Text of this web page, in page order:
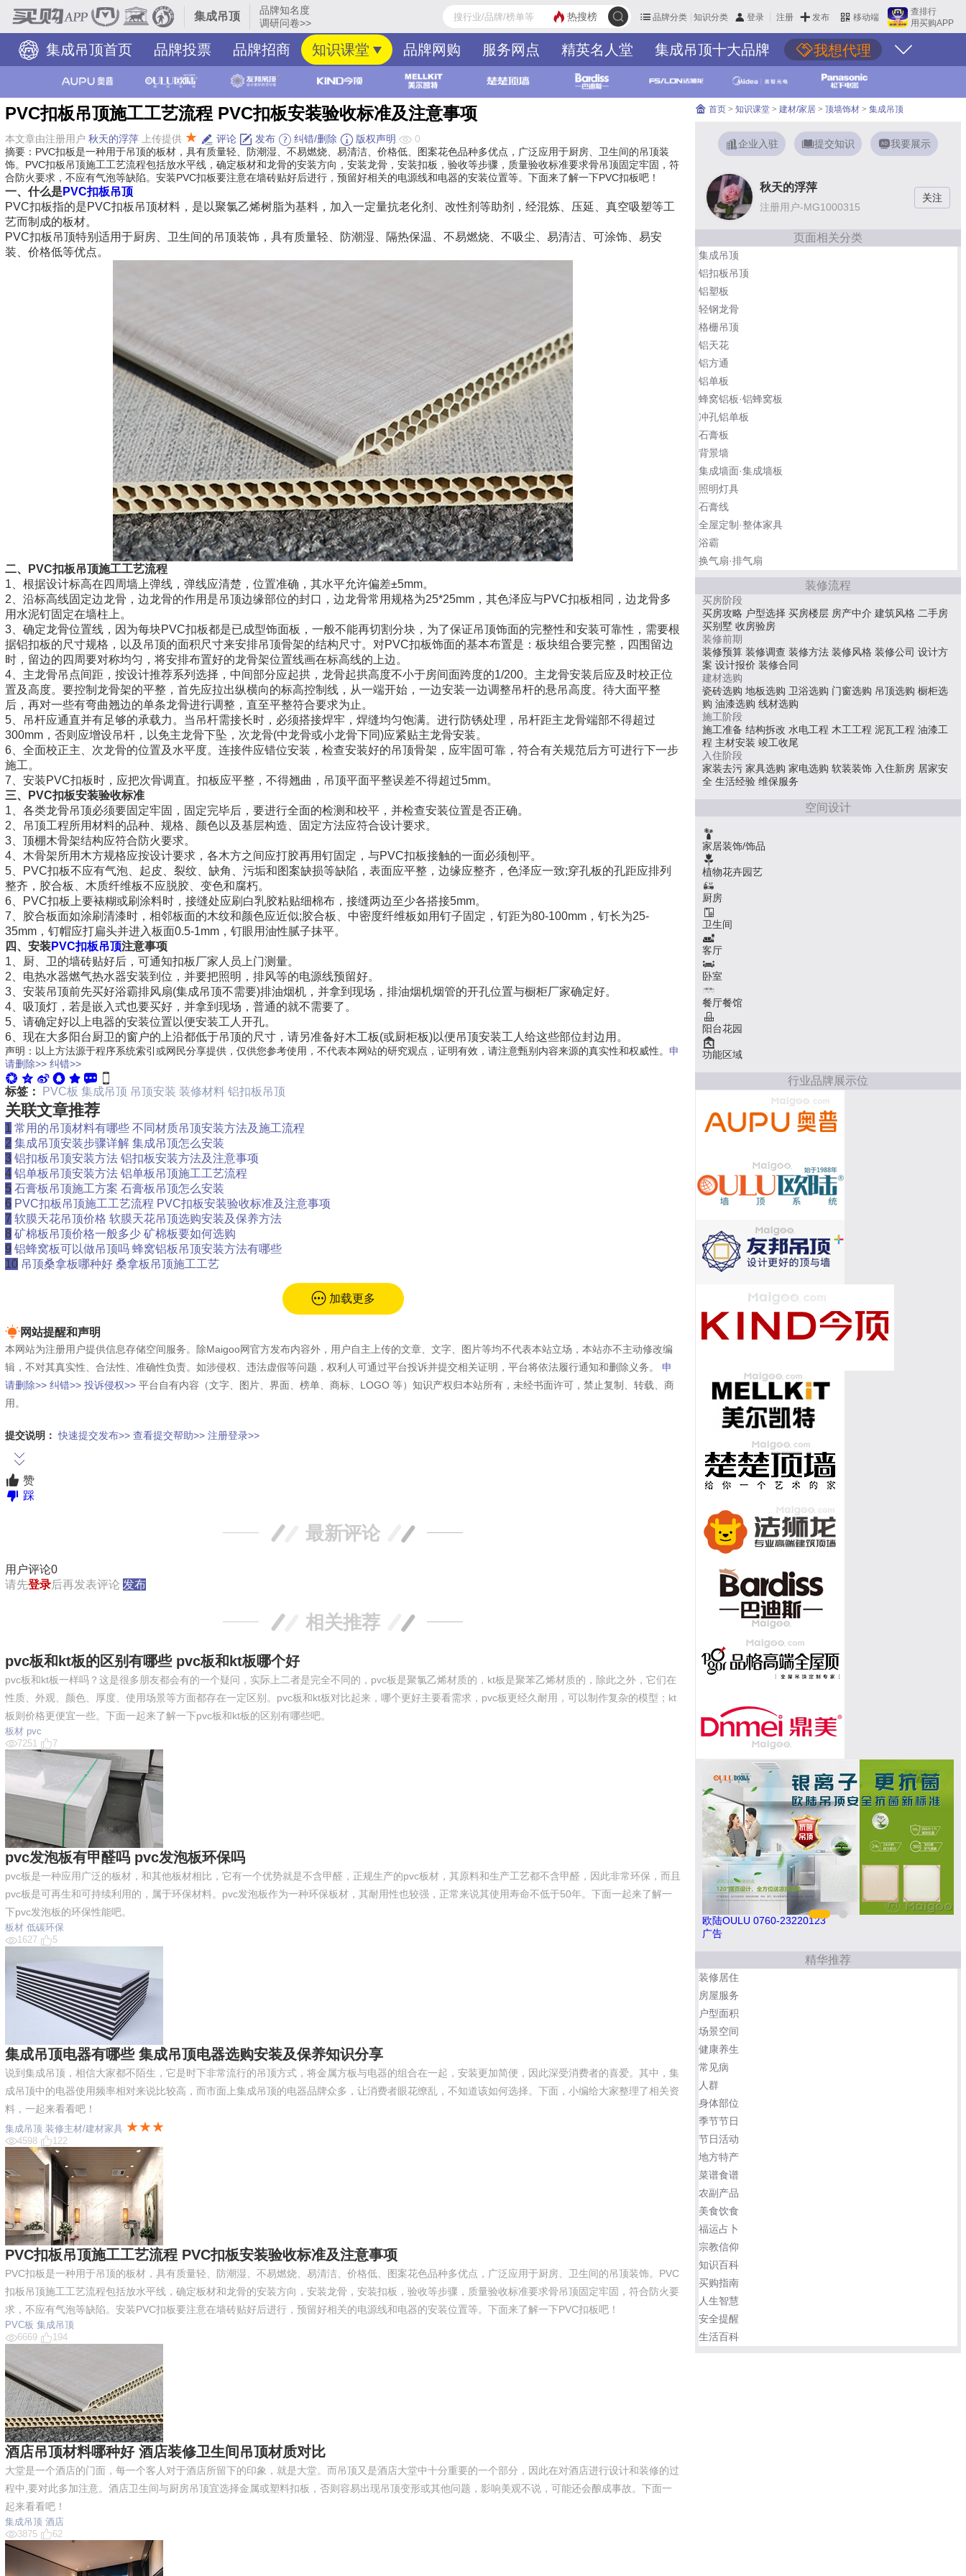
集成吊顶
品牌知名度
调研问卷>>
品牌分类 知识分类 登录 注册 发布 移动端
查排行
用买购APP
热搜榜
集成吊顶首页 品牌投票 品牌招商 知识课堂 品牌网购 服务网点 精英名人堂 我想代理
集成吊顶十大品牌
PVC扣板吊顶施工工艺流程 PVC扣板安装验收标准及注意事项
本文章由注册用户 秋天的浮萍 上传提供 ★ 评论 发布 纠错/删除 版权声明
0
摘要：PVC扣板是一种用于吊顶的板材，具有质量轻、防潮湿、不易燃烧、易清洁、价格低、图案花色品种多优点，广泛应用于厨房、卫生间的吊顶装
饰。PVC扣板吊顶施工工艺流程包括放水平线，确定板材和龙骨的安装方向，安装龙骨，安装扣板，验收等步骤，质量验收标准要求骨吊顶固定牢固，符
合防火要求，不应有气泡等缺陷。安装PVC扣板要注意在墙砖贴好后进行，预留好相关的电源线和电器的安装位置等。下面来了解一下PVC扣板吧！
一、什么是PVC扣板吊顶
PVC扣板指的是PVC扣板吊顶材料，是以聚氯乙烯树脂为基料，加入一定量抗老化剂、改性剂等助剂，经混炼、压延、真空吸塑等工
艺而制成的板材。
PVC扣板吊顶特别适用于厨房、卫生间的吊顶装饰，具有质量轻、防潮湿、隔热保温、不易燃烧、不吸尘、易清洁、可涂饰、易安
装、价格低等优点。
二、PVC扣板吊顶施工工艺流程
1、根据设计标高在四周墙上弹线，弹线应清楚，位置准确，其水平允许偏差±5mm。
2、沿标高线固定边龙骨，边龙骨的作用是吊顶边缘部位的封口，边龙骨常用规格为25*25mm，其色泽应与PVC扣板相同，边龙骨多
用水泥钉固定在墙柱上。
3、确定龙骨位置线，因为每块PVC扣板都是已成型饰面板，一般不能再切割分块，为了保证吊顶饰面的完整性和安装可靠性，需要根
据铝扣板的尺寸规格，以及吊顶的面积尺寸来安排吊顶骨架的结构尺寸。对PVC扣板饰面的基本布置是：板块组合要完整，四围留边
时，留边的四周要对称均匀，将安排布置好的龙骨架位置线画在标高线的上边。
4、主龙骨吊点间距，按设计推荐系列选择，中间部分应起拱，龙骨起拱高度不小于房间面跨度的1/200。主龙骨安装后应及时校正位
置及高度。要控制龙骨架的平整，首先应拉出纵横向的标高控制线，从一端开始，一边安装一边调整吊杆的悬吊高度。待大面平整
后，再对一些有弯曲翘边的单条龙骨进行调整，直至平整符合要求为止。
5、吊杆应通直并有足够的承载力。当吊杆需接长时，必须搭接焊牢，焊缝均匀饱满。进行防锈处理，吊杆距主龙骨端部不得超过
300mm，否则应增设吊杆，以免主龙骨下坠，次龙骨(中龙骨或小龙骨下同)应紧贴主龙骨安装。
6、全面校正主、次龙骨的位置及水平度。连接件应错位安装，检查安装好的吊顶骨架，应牢固可靠，符合有关规范后方可进行下一步
施工。
7、安装PVC扣板时，应把次骨调直。扣板应平整，不得翘曲，吊顶平面平整误差不得超过5mm。
三、PVC扣板安装验收标准
1、各类龙骨吊顶必须要固定牢固，固定完毕后，要进行全面的检测和校平，并检查安装位置是否正确。
2、吊顶工程所用材料的品种、规格、颜色以及基层构造、固定方法应符合设计要求。
3、顶棚木骨架结构应符合防火要求。
4、木骨架所用木方规格应按设计要求，各木方之间应打胶再用钉固定，与PVC扣板接触的一面必须刨平。
5、PVC扣板不应有气泡、起皮、裂纹、缺角、污垢和图案缺损等缺陷，表面应平整，边缘应整齐，色泽应一致;穿孔板的孔距应排列
整齐，胶合板、木质纤维板不应脱胶、变色和腐朽。
6、PVC扣板上要裱糊或刷涂料时，接缝处应刷白乳胶粘贴细棉布，接缝两边至少各搭接5mm。
7、胶合板面如涂刷清漆时，相邻板面的木纹和颜色应近似;胶合板、中密度纤维板如用钉子固定，钉距为80-100mm，钉长为25-
35mm，钉帽应打扁头并进入板面0.5-1mm，钉眼用油性腻子抹平。
四、安装PVC扣板吊顶注意事项
1、厨、卫的墙砖贴好后，可通知扣板厂家人员上门测量。
2、电热水器燃气热水器安装到位，并要把照明，排风等的电源线预留好。
3、安装吊顶前先买好浴霸排风扇(集成吊顶不需要)排油烟机，并拿到现场，排油烟机烟管的开孔位置与橱柜厂家确定好。
4、吸顶灯，若是嵌入式也要买好，并拿到现场，普通的就不需要了。
5、请确定好以上电器的安装位置以便安装工人开孔。
6、现在大多阳台厨卫的窗户的上沿都低于吊顶的尺寸，请另准备好木工板(或厨柜板)以便吊顶安装工人给这些部位封边用。
声明：以上方法源于程序系统索引或网民分享提供，仅供您参考使用，不代表本网站的研究观点，证明有效，请注意甄别内容来源的真实性和权威性。 申
请删除>> 纠错>>
标签： PVC板 集成吊顶 吊顶安装 装修材料 铝扣板吊顶
关联文章推荐
1 常用的吊顶材料有哪些 不同材质吊顶安装方法及施工流程
2 集成吊顶安装步骤详解 集成吊顶怎么安装
3 铝扣板吊顶安装方法 铝扣板安装方法及注意事项
4 铝单板吊顶安装方法 铝单板吊顶施工工艺流程
5 石膏板吊顶施工方案 石膏板吊顶怎么安装
6 PVC扣板吊顶施工工艺流程 PVC扣板安装验收标准及注意事项
7 软膜天花吊顶价格 软膜天花吊顶选购安装及保养方法
8 矿棉板吊顶价格一般多少 矿棉板要如何选购
9 铝蜂窝板可以做吊顶吗 蜂窝铝板吊顶安装方法有哪些
10 吊顶桑拿板哪种好 桑拿板吊顶施工工艺
加载更多
网站提醒和声明
本网站为注册用户提供信息存储空间服务。除Maigoo网官方发布内容外，用户自主上传的文章、文字、图片等均不代表本站立场，本站亦不主动修改编
辑，不对其真实性、合法性、准确性负责。如涉侵权、违法虚假等问题，权利人可通过平台投诉并提交相关证明，平台将依法履行通知和删除义务。
申
请删除>> 纠错>> 投诉侵权>> 平台自有内容（文字、图片、界面、榜单、商标、LOGO 等）知识产权归本站所有，未经书面许可，禁止复制、转载、商
用。
提交说明： 快速提交发布>> 查看提交帮助>> 注册登录>>
赞
踩
最新评论
用户评论0
请先登录后再发表评论 发布
相关推荐
pvc板和kt板的区别有哪些 pvc板和kt板哪个好
pvc板和kt板一样吗？这是很多朋友都会有的一个疑问，实际上二者是完全不同的，pvc板是聚氯乙烯材质的，kt板是聚苯乙烯材质的，除此之外，它们在
性质、外观、颜色、厚度、使用场景等方面都存在一定区别。pvc板和kt板对比起来，哪个更好主要看需求，pvc板更经久耐用，可以制作复杂的模型；kt
板则价格更便宜一些。下面一起来了解一下pvc板和kt板的区别有哪些吧。
板材 pvc
7251
7
pvc发泡板有甲醛吗 pvc发泡板环保吗
pvc板是一种应用广泛的板材，和其他板材相比，它有一个优势就是不含甲醛，正规生产的pvc板材，其原料和生产工艺都不含甲醛，因此非常环保，而且
pvc板是可再生和可持续利用的，属于环保材料。pvc发泡板作为一种环保板材，其耐用性也较强，正常来说其使用寿命不低于50年。下面一起来了解一
下pvc发泡板的环保性能吧。
板材 低碳环保
1627
5
集成吊顶电器有哪些 集成吊顶电器选购安装及保养知识分享
说到集成吊顶，相信大家都不陌生，它是时下非常流行的吊顶方式，将金属方板与电器的组合在一起，安装更加简便，因此深受消费者的喜爱。其中，集
成吊顶中的电器使用频率相对来说比较高，而市面上集成吊顶的电器品牌众多，让消费者眼花缭乱，不知道该如何选择。下面，小编给大家整理了相关资
料，一起来看看吧！
集成吊顶 装修主材/建材家具 ★★★
4598 122
PVC扣板吊顶施工工艺流程 PVC扣板安装验收标准及注意事项
PVC扣板是一种用于吊顶的板材，具有质量轻、防潮湿、不易燃烧、易清洁、价格低、图案花色品种多优点，广泛应用于厨房、卫生间的吊顶装饰。PVC
扣板吊顶施工工艺流程包括放水平线，确定板材和龙骨的安装方向，安装龙骨，安装扣板，验收等步骤，质量验收标准要求骨吊顶固定牢固，符合防火要
求，不应有气泡等缺陷。安装PVC扣板要注意在墙砖贴好后进行，预留好相关的电源线和电器的安装位置等。下面来了解一下PVC扣板吧！
PVC板 集成吊顶
6669
194
酒店吊顶材料哪种好 酒店装修卫生间吊顶材质对比
大堂是一个酒店的门面，每一个客人对于酒店所留下的印象，就是大堂。而吊顶又是酒店大堂中十分重要的一个部分，因此在对酒店进行设计和装修的过
程中,要对此多加注意。酒店卫生间与厨房吊顶宜选择金属或塑料扣板，否则容易出现吊顶变形或其他问题，影响美观不说，可能还会酿成事故。下面一
起来看看吧！
集成吊顶 酒店
3875
62
首页 > 知识课堂 > 建材/家居 > 顶墙饰材 > 集成吊顶
企业入驻 提交知识 我要展示
秋天的浮萍
注册用户-MG1000315
页面相关分类
集成吊顶
铝扣板吊顶
铝塑板
轻钢龙骨
格栅吊顶
铝天花
铝方通
铝单板
蜂窝铝板·铝蜂窝板
冲孔铝单板
石膏板
背景墙
集成墙面·集成墙板
照明灯具
石膏线
全屋定制·整体家具
浴霸
换气扇·排气扇
装修流程
买房阶段
买房攻略 户型选择 买房楼层 房产中介 建筑风格 二手房
买别墅 收房验房
装修前期
装修预算 装修调查 装修方法 装修风格 装修公司 设计方
案 设计报价 装修合同
建材选购
瓷砖选购 地板选购 卫浴选购 门窗选购 吊顶选购 橱柜选
购 油漆选购 线材选购
施工阶段
施工准备 结构拆改 水电工程 木工工程 泥瓦工程 油漆工
程 主材安装 竣工收尾
入住阶段
家装去污 家具选购 家电选购 软装装饰 入住新房 居家安
全 生活经验 维保服务
空间设计
家居装饰/饰品
植物花卉园艺
厨房
卫生间
客厅
卧室
餐厅餐馆
阳台花园
功能区域
行业品牌展示位
欧陆OULU 0760-23220123
广告
精华推荐
装修居住
房屋服务
户型面积
场景空间
健康养生
常见病
人群
身体部位
季节节日
节日活动
地方特产
菜谱食谱
农副产品
美食饮食
福运占卜
宗教信仰
知识百科
买购指南
人生智慧
安全提醒
生活百科